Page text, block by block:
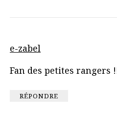
e-zabel
Fan des petites rangers
RÉPONDRE